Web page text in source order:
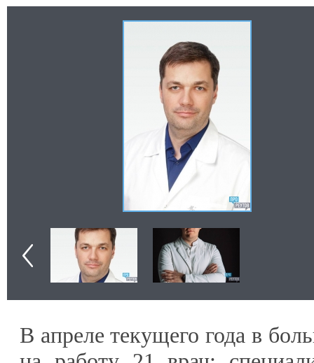
В апреле текущего года в